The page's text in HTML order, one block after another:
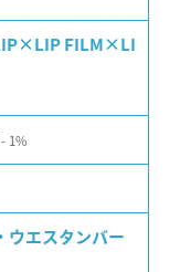
FILM×LI
1%
ウエスタンバー